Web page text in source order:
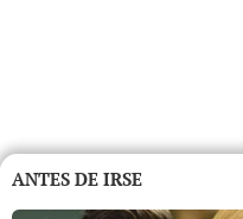
ANTES DE IRSE